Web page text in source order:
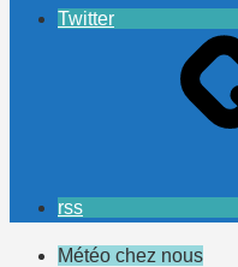
Twitter
rss
Météo chez nous